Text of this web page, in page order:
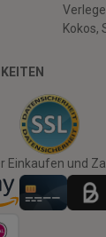
Kokos,
Einkaufen und